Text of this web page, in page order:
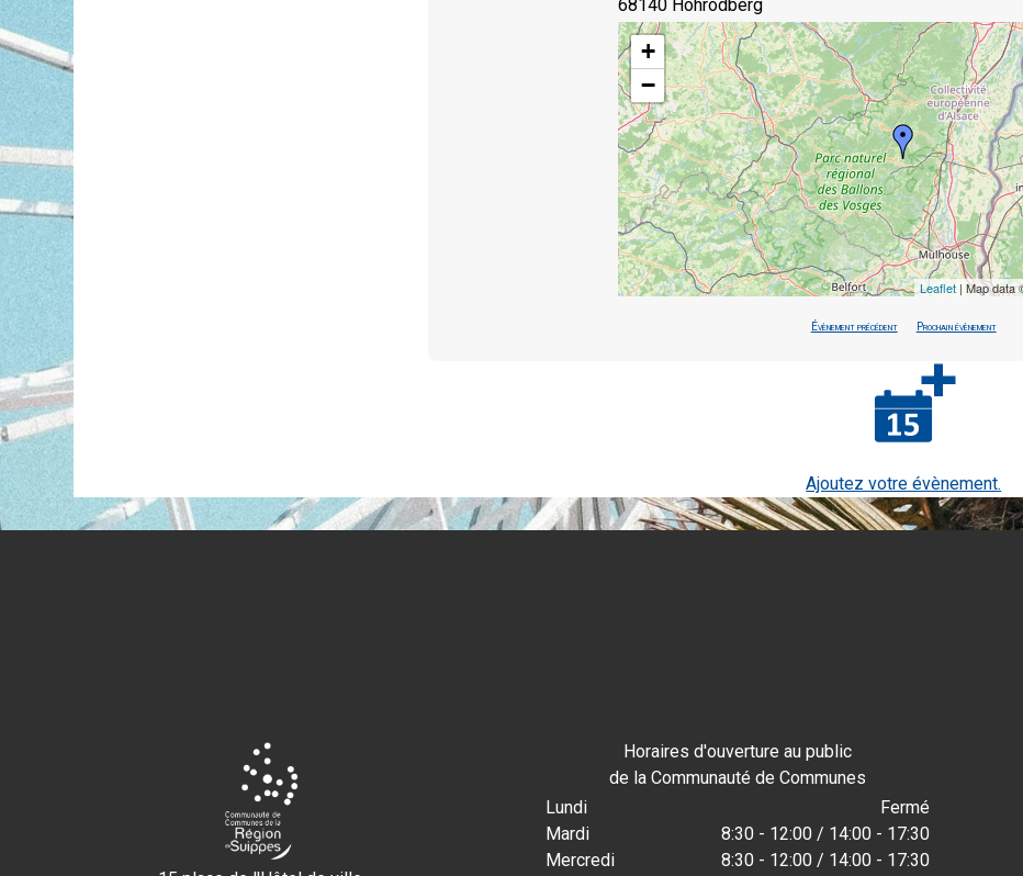
68140 Hohrodberg
+
−
Leaflet | Map data
Évènement précédent Prochain évènement
Ajoutez votre évènement.
Horaires d'ouverture au public
de la Communauté de Communes
Lundi
Fermé
Mardi
8:30 - 12:00 / 14:00 - 17:30
Mercredi
8:30 - 12:00 / 14:00 - 17:30